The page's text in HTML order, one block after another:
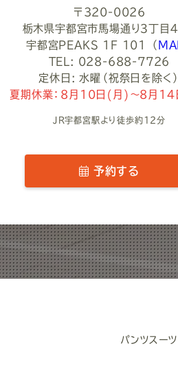
〒320-0026
栃木県宇都宮市馬場通り３丁目
宇都宮PEAKS 1F 101
（
TEL: 028-688-7726
定休日: 水曜（祝祭日を除く）
夏期休業：8月10日(月)～8月14
JR宇都宮駅より徒歩約12分
予約する
パンツスー